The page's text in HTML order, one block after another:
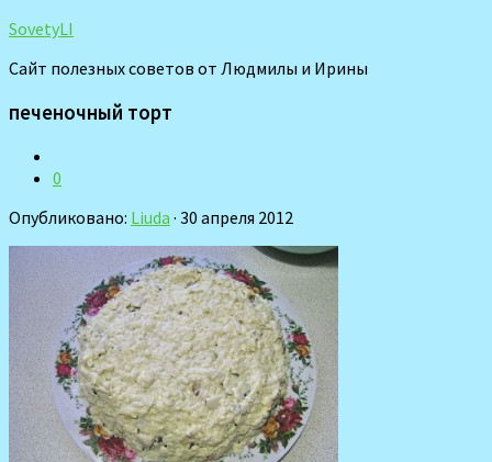
SovetyLI
Сайт полезных советов от Людмилы и Ирины
печеночный торт
0
Опубликовано: Liuda · 30 апреля 2012